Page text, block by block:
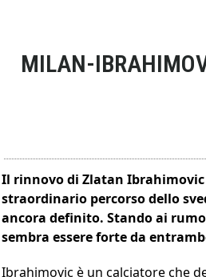
MILAN-
Il rinnovo di Zlatan
straordinario percorso dello
ancora definito. Stando ai
sembra essere forte da
Ibrahimovic è un calciatore che